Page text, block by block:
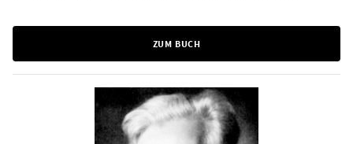
ZUM BUCH